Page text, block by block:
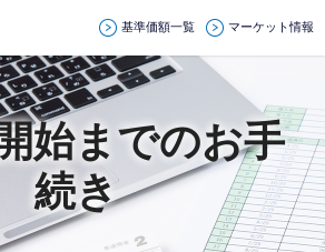
基準価額一覧 マーケット情報
始までのお手
続き